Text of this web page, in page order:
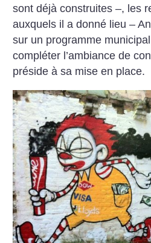
sont déjà construites –, les
auxquels il a donné lieu –
sur un programme
compléter l’ambiance de
préside à sa mise en place.